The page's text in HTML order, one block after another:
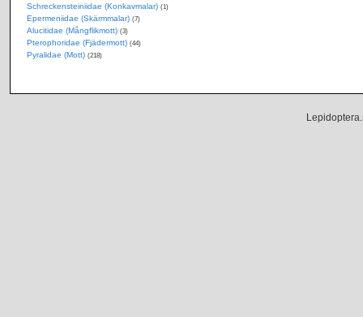
Schreckensteiniidae (Konkavmalar) (1)
Epermeniidae (Skärmmalar) (7)
Alucitidae (Mångflikmott) (3)
Pterophoridae (Fjädermott) (44)
Pyralidae (Mott) (218)